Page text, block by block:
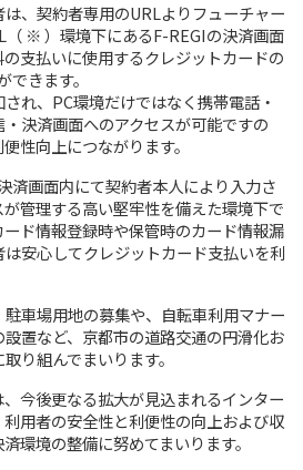
、契約者専用のURLよりフューチャー
（ ※ ）環境下にあるF-REGIの決済画面
支払いに使用するクレジットカードの
きます。
れ、PC環境だけではなく携帯電話・
決済画面へのアクセスが可能ですの
性向上につながります。
済画面内にて契約者本人により入力さ
管理する高い堅牢性を備えた環境下で
ド情報登録時や保管時のカード情報漏
安心してクレジットカード支払いを利
車場用地の募集や、自転車利用マナー
置など、京都市の道路交通の円滑化お
り組んでまいります。
今後更なる拡大が見込まれるインター
用者の安全性と利便性の向上および収
環境の整備に努めてまいります。